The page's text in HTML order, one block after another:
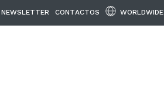
NEWSLETTER CONTACTOS WORLDWIDE